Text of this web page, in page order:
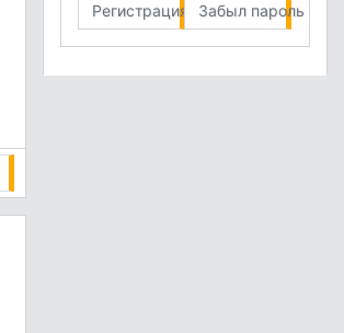
Регистрация Забыл пароль